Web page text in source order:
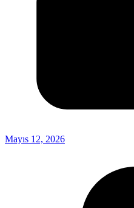
Mayıs 12, 2026